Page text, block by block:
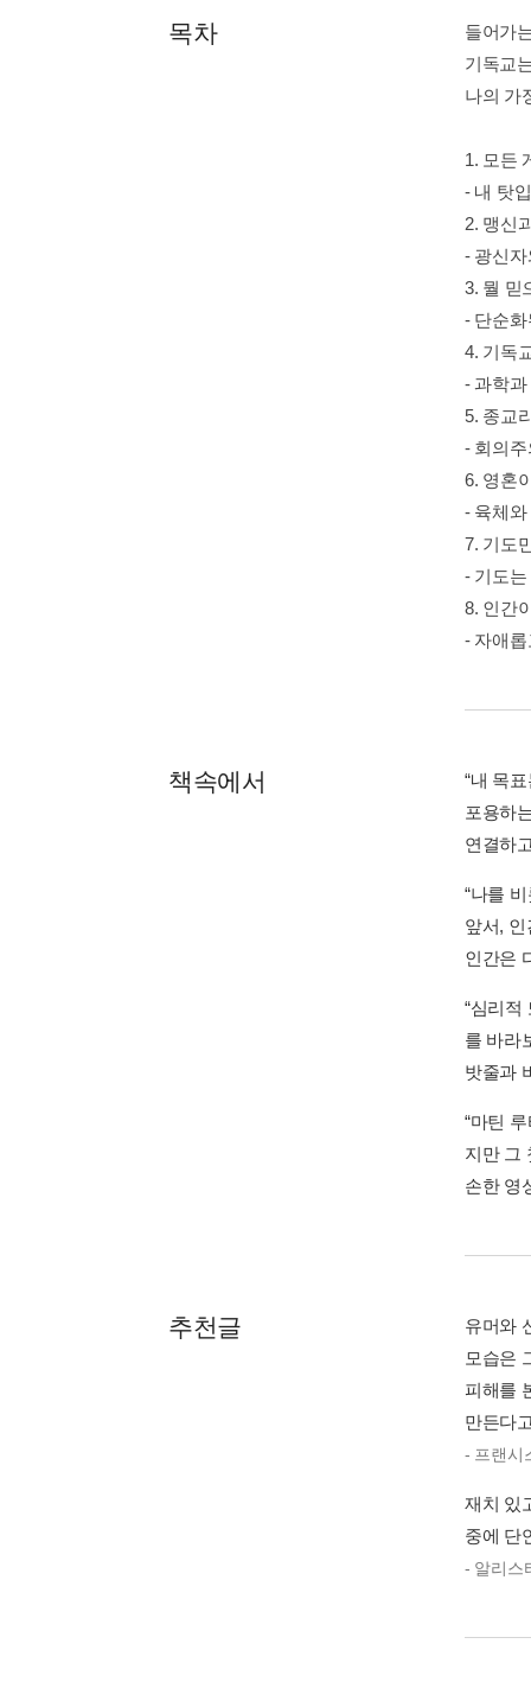
목차
들어가
기독교
나의 가
1. 모든
- 내 탓
2. 맹신
- 광신
3. 뭘 믿
- 단순
4. 기독
- 과학
5. 종교
- 회의
6. 영혼
- 육체
7. 기도
- 기도는
8. 인간
- 자애
책속에서
“내 목
포용하
연결하
“나를
앞서,
인간은
“심리적
를 바라
밧줄과
“마틴
지만 그
손한 영
추천글
유머와
모습은
피해를
만든다
- 프랜시
재치 있
중에 단
- 알리스